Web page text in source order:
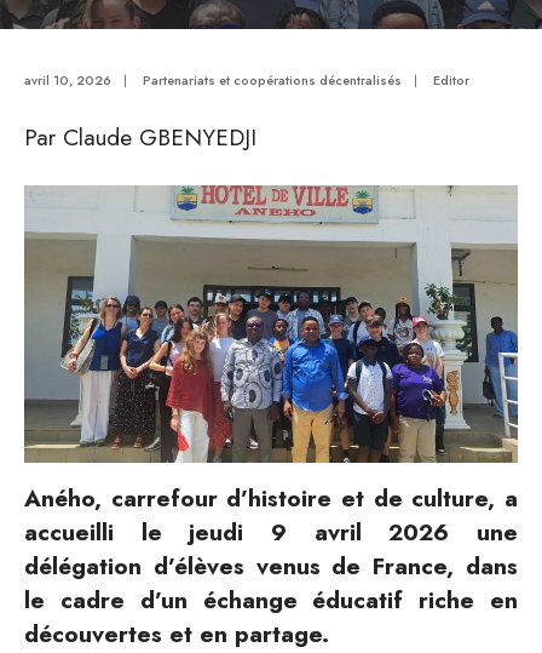
avril 10, 2026 | Partenariats et coopérations décentralisés | Editor
Par Claude GBENYEDJI
Aného, carrefour d’histoire et de culture, a
accueilli le jeudi 9 avril 2026 une
délégation d’élèves venus de France, dans
le cadre d’un échange éducatif riche en
découvertes et en partage.